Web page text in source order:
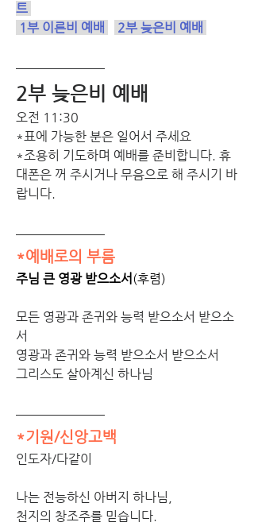
트
1부 이른비 예배
2부 늦은비 예배
2부 늦은비 예배
오전 11:30
*표에 가능한 분은 일어서 주세요
*조용히 기도하며 예배를 준비합니다. 휴
대폰은 꺼 주시거나 무음으로 해 주시기 바
랍니다.
*예배로의 부름
주님 큰 영광 받으소서 (후렴)
모든 영광과 존귀와 능력 받으소서 받으소
서
영광과 존귀와 능력 받으소서 받으소서
그리스도 살아계신 하나님
*기원/신앙고백
인도자/다같이
나는 전능하신 아버지 하나님,
천지의 창조주를 믿습니다.